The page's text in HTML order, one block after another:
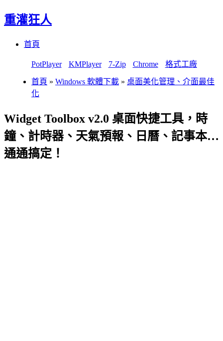
重灌狂人
首頁
PotPlayer KMPlayer 7-Zip Chrome 格式工廠
首頁 » Windows 軟體下載 » 桌面美化管理、介面最佳
化
Widget Toolbox v2.0 桌面快捷工具，時
鐘、計時器、天氣預報、日曆、記事本…
通通搞定！